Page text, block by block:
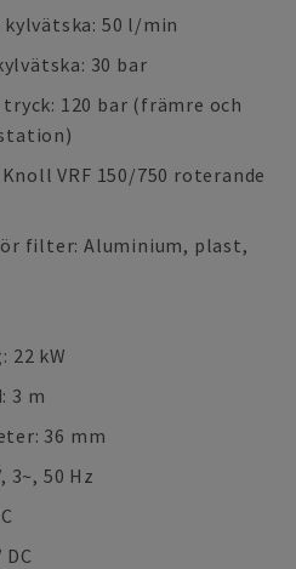
50 l/min
30 bar
120 bar (främre och
VRF 150/750 roterande
filter: Aluminium, plast,
22 kW
3 m
36 mm
3~, 50 Hz